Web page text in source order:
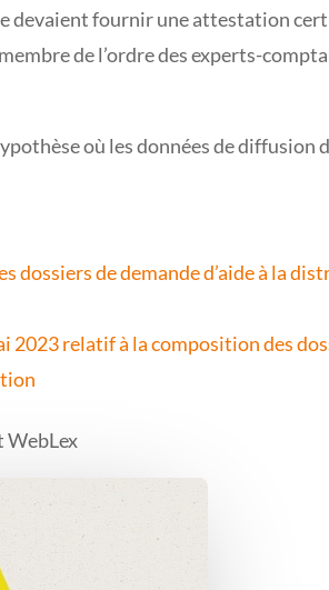
devaient fournir une attestation
de l’ordre des experts-
où les données de
de demande d’aide à la
relatif à la composition des
WebLex